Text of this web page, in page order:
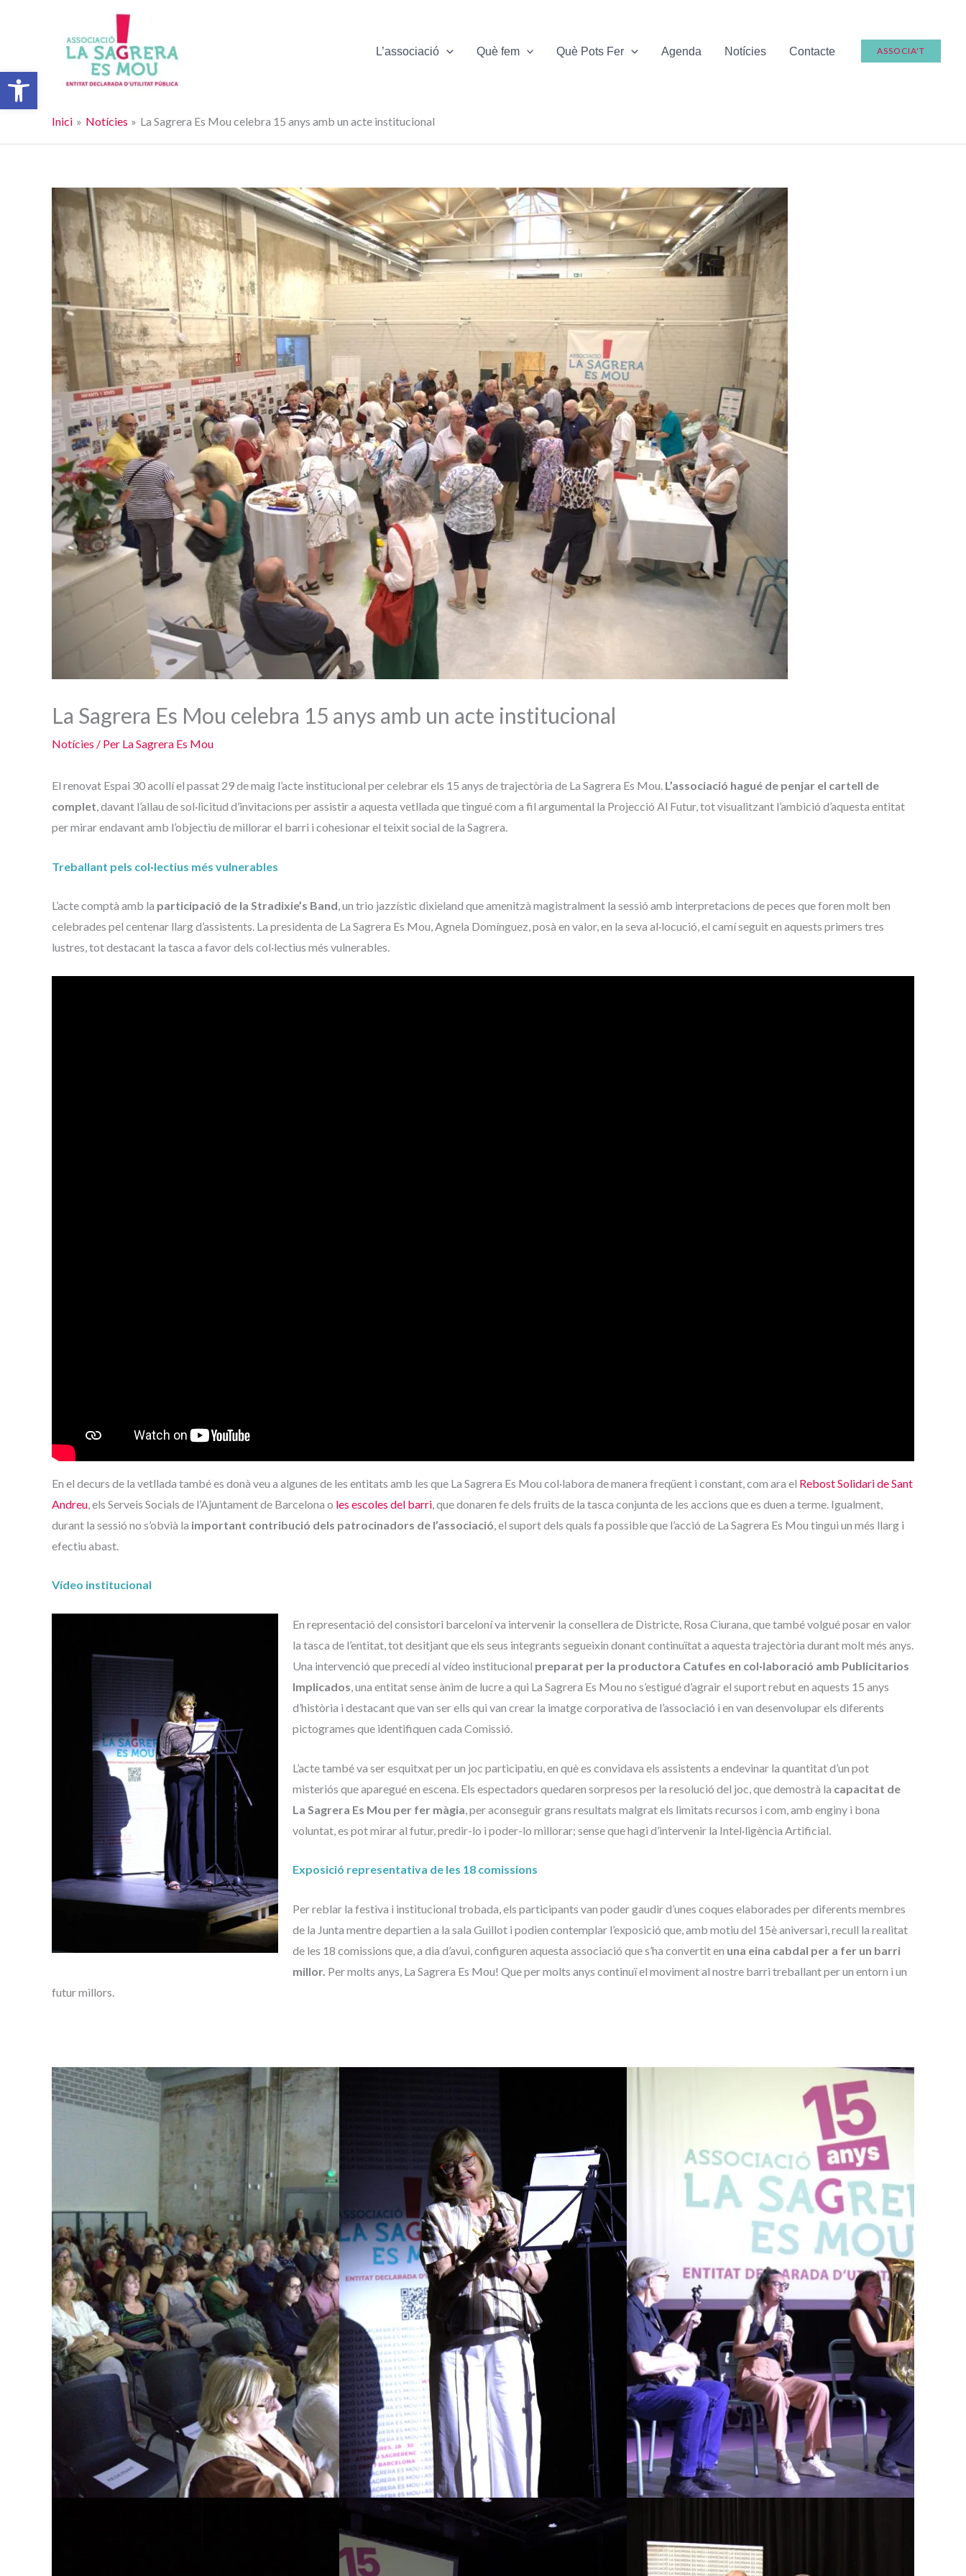
Obre la barra d'eines
L’associació Què fem Què Pots Fer Agenda Notícies Contacte ASSOCIA'T
Inici Notícies La Sagrera Es Mou celebra 15 anys amb un acte institucional
La Sagrera Es Mou celebra 15 anys amb un acte institucional
Notícies / Per La Sagrera Es Mou
El renovat Espai 30 acollí el passat 29 de maig l’acte institucional per celebrar els 15 anys de trajectòria de La Sagrera Es Mou. L’associació hagué de penjar el cartell de
complet, davant l’allau de sol·licitud d’invitacions per assistir a aquesta vetllada que tingué com a fil argumental la Projecció Al Futur, tot visualitzant l’ambició d’aquesta entitat
per mirar endavant amb l’objectiu de millorar el barri i cohesionar el teixit social de la Sagrera.
Treballant pels col·lectius més vulnerables
L’acte comptà amb la participació de la Stradixie’s Band, un trio jazzístic dixieland que amenitzà magistralment la sessió amb interpretacions de peces que foren molt ben
celebrades pel centenar llarg d’assistents. La presidenta de La Sagrera Es Mou, Agnela Domínguez, posà en valor, en la seva al·locució, el camí seguit en aquests primers tres
lustres, tot destacant la tasca a favor dels col·lectius més vulnerables.
En el decurs de la vetllada també es donà veu a algunes de les entitats amb les que La Sagrera Es Mou col·labora de manera freqüent i constant, com ara el Rebost Solidari de Sant
Andreu , els Serveis Socials de l’Ajuntament de Barcelona o les escoles del barri , que donaren fe dels fruits de la tasca conjunta de les accions que es duen a terme. Igualment,
durant la sessió no s’obvià la important contribució dels patrocinadors de l’associació , el suport dels quals fa possible que l’acció de La Sagrera Es Mou tingui un més llarg i
efectiu abast.
Vídeo institucional
En representació del consistori barceloní va intervenir la consellera de Districte, Rosa Ciurana, que també volgué posar en valor
la tasca de l’entitat, tot desitjant que els seus integrants segueixin donant continuïtat a aquesta trajectòria durant molt més anys.
Una intervenció que precedí al vídeo institucional preparat per la productora Catufes en col·laboració amb Publicitarios
Implicados, una entitat sense ànim de lucre a qui La Sagrera Es Mou no s’estigué d’agrair el suport rebut en aquests 15 anys
d’història i destacant que van ser ells qui van crear la imatge corporativa de l’associació i en van desenvolupar els diferents
pictogrames que identifiquen cada Comissió.
L’acte també va ser esquitxat per un joc participatiu, en què es convidava els assistents a endevinar la quantitat d’un pot
misteriós que aparegué en escena. Els espectadors quedaren sorpresos per la resolució del joc, que demostrà la capacitat de
La Sagrera Es Mou per fer màgia , per aconseguir grans resultats malgrat els limitats recursos i com, amb enginy i bona
voluntat, es pot mirar al futur, predir-lo i poder-lo millorar; sense que hagi d’intervenir la Intel·ligència Artificial.
Exposició representativa de les 18 comissions
Per reblar la festiva i institucional trobada, els participants van poder gaudir d’unes coques elaborades per diferents membres
de la Junta mentre departien a la sala Guillot i podien contemplar l’exposició que, amb motiu del 15è aniversari, recull la realitat
de les 18 comissions que, a dia d’avui, configuren aquesta associació que s’ha convertit en una eina cabdal per a fer un barri
millor. Per molts anys, La Sagrera Es Mou! Que per molts anys continuï el moviment al nostre barri treballant per un entorn i un
futur millors.